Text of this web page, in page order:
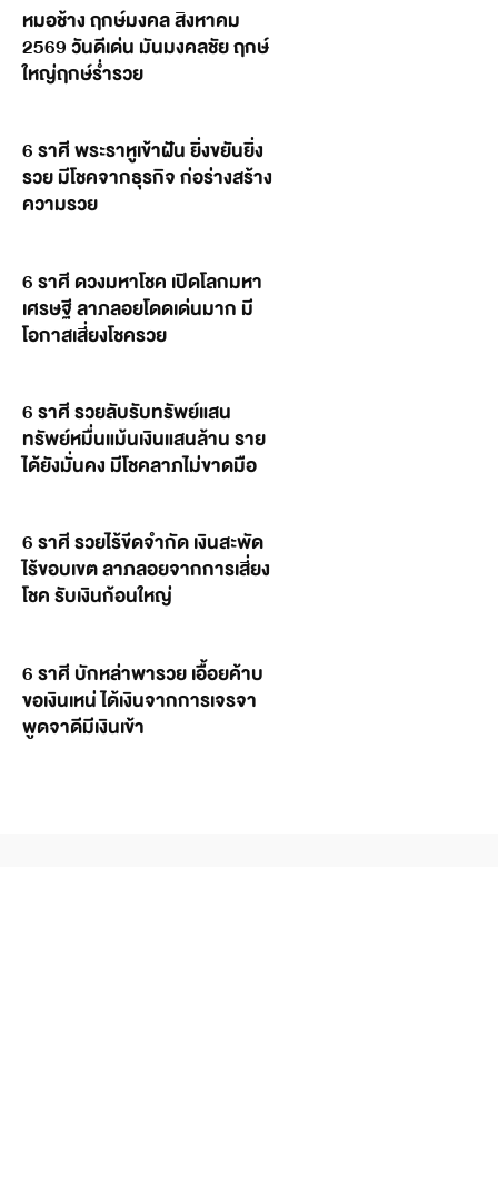
หมอช้าง ฤกษ์มงคล สิงหาคม
2569 วันดีเด่น มันมงคลชัย ฤกษ์
ใหญ่ฤกษ์ร่ำรวย
6 ราศี พระราหูเข้าฝัน ยิ่งขยันยิ่ง
รวย มีโชคจากธุรกิจ ก่อร่างสร้าง
ความรวย
6 ราศี ดวงมหาโชค เปิดโลกมหา
เศรษฐี ลาภลอยโดดเด่นมาก มี
โอกาสเสี่ยงโชครวย
6 ราศี รวยลับรับทรัพย์แสน
ทรัพย์หมื่นแม้นเงินแสนล้าน ราย
ได้ยังมั่นคง มีโชคลาภไม่ขาดมือ
6 ราศี รวยไร้ขีดจำกัด เงินสะพัด
ไร้ขอบเขต ลาภลอยจากการเสี่ยง
โชค รับเงินก้อนใหญ่
6 ราศี บักหล่าพารวย เอื้อยค้าบ
ขอเงินเหน่ ได้เงินจากการเจรจา
พูดจาดีมีเงินเข้า